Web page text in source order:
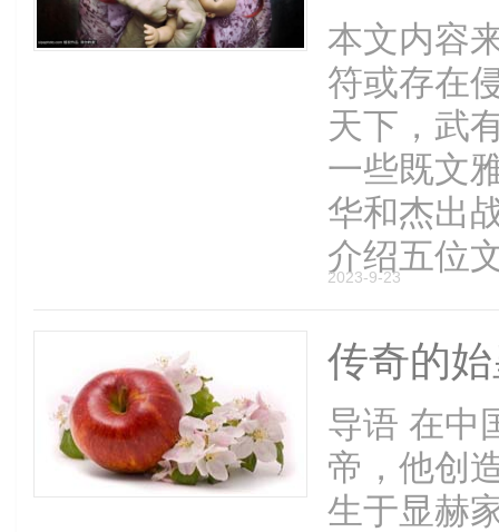
本文内容
符或存在
天下，武
一些既文
华和杰出
介绍五位
2023-9-23
传奇的
导语 在中
帝，他创
生于显赫